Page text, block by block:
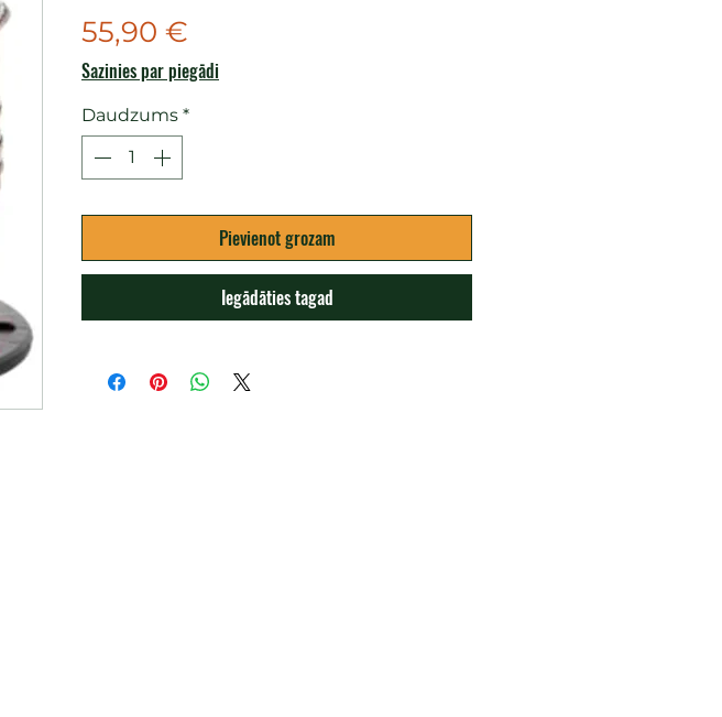
55,90 €
Sazinies par piegādi
Daudzums *
Pievienot grozam
Iegādāties tagad